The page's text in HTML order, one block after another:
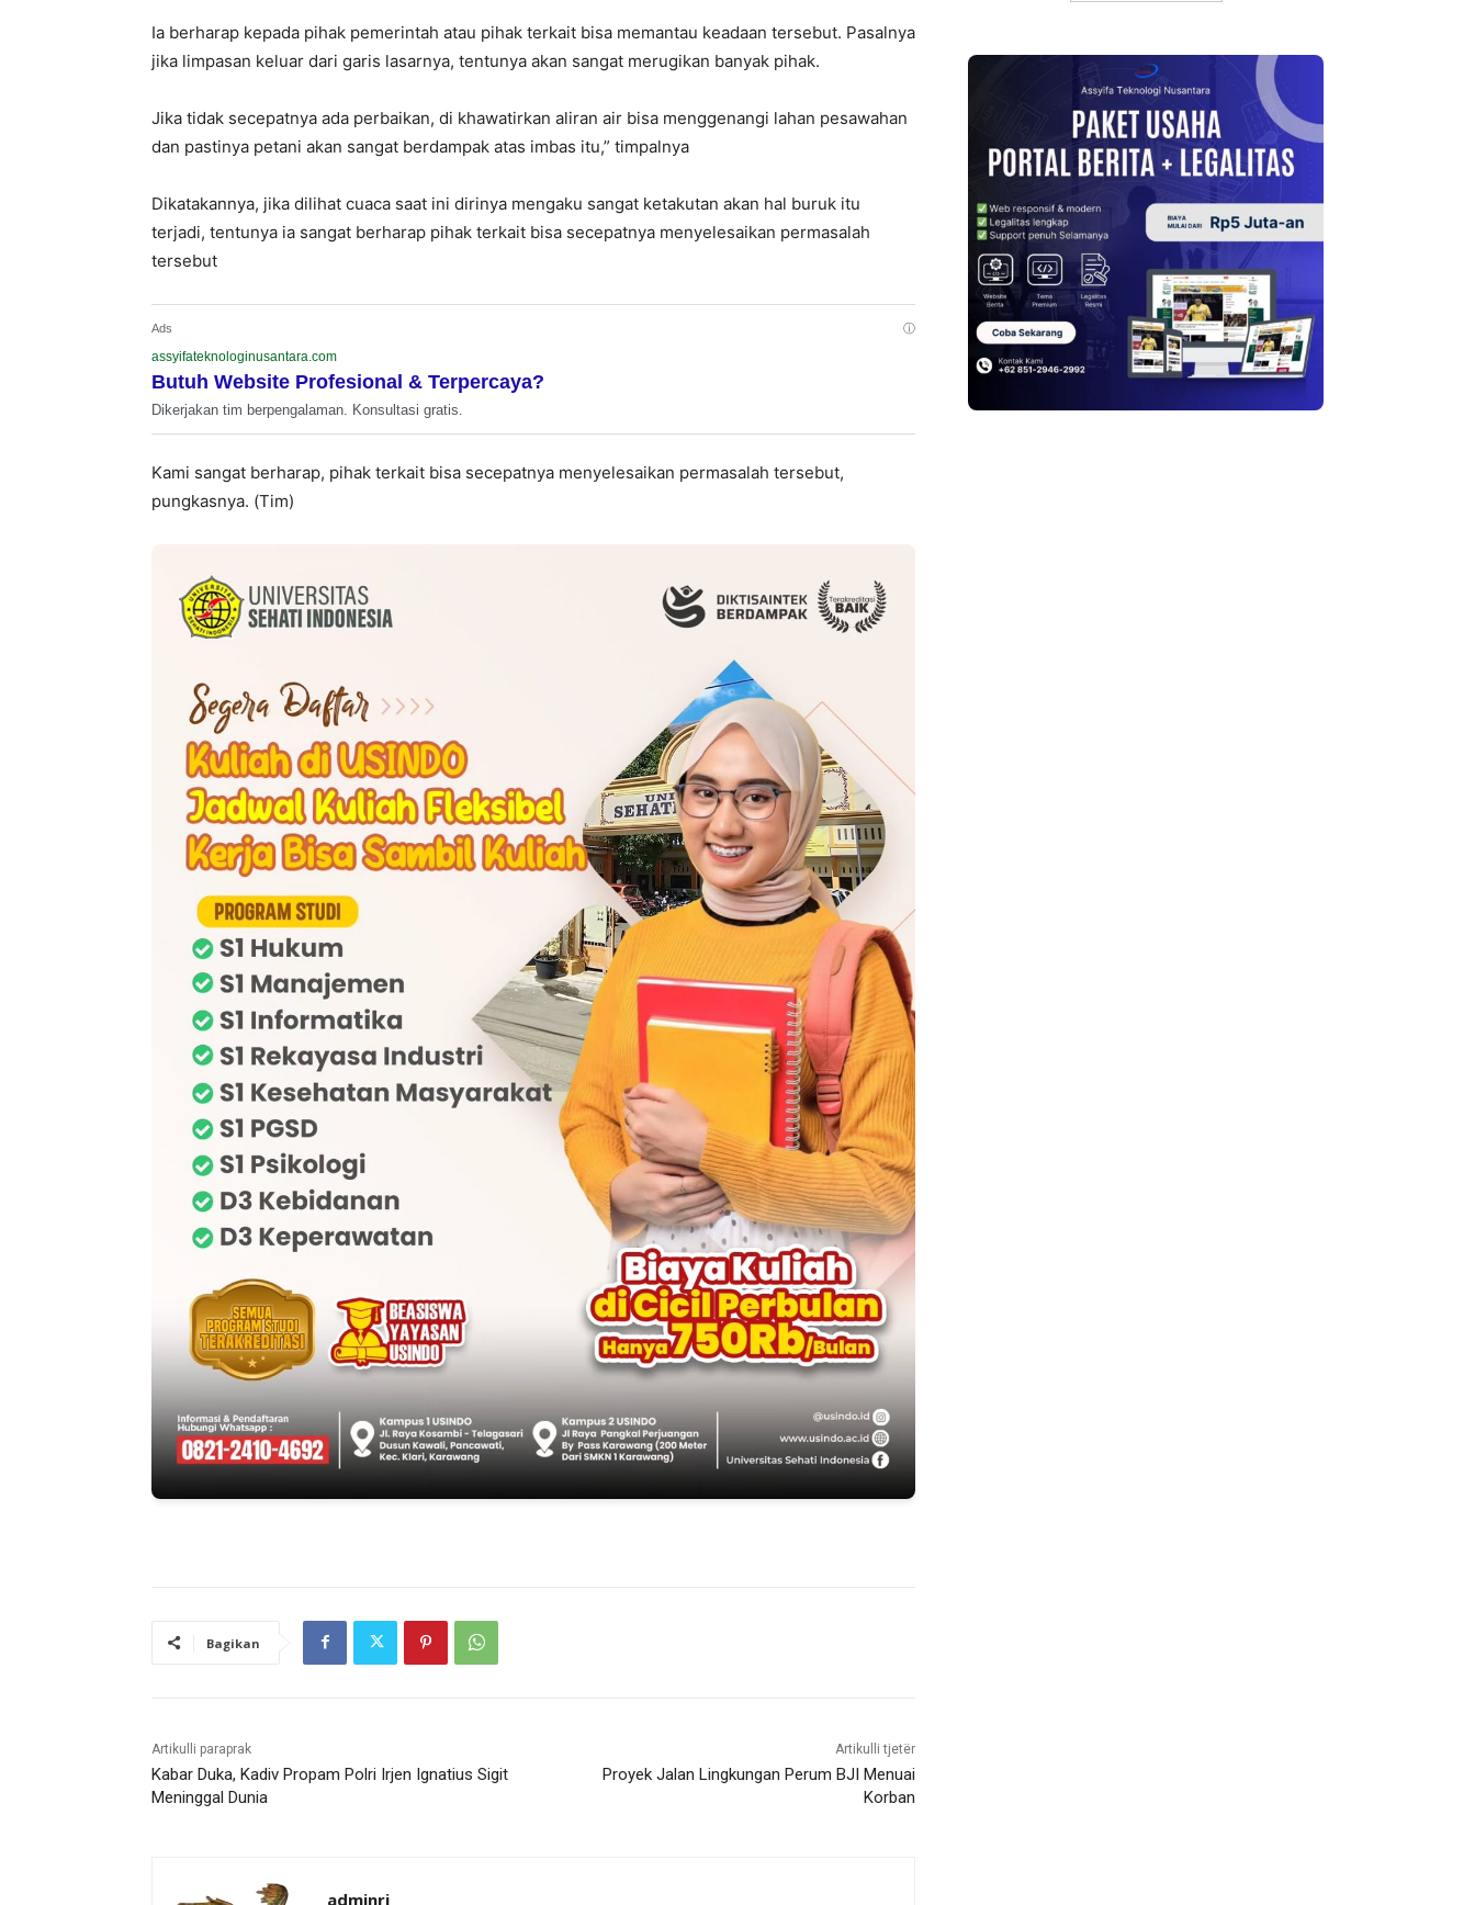
Ia berharap kepada pihak pemerintah atau pihak terkait bisa memantau keadaan tersebut. Pasalnya
jika limpasan keluar dari garis lasarnya, tentunya akan sangat merugikan banyak pihak.
Jika tidak secepatnya ada perbaikan, di khawatirkan aliran air bisa menggenangi lahan pesawahan
dan pastinya petani akan sangat berdampak atas imbas itu,” timpalnya
Dikatakannya, jika dilihat cuaca saat ini dirinya mengaku sangat ketakutan akan hal buruk itu
terjadi, tentunya ia sangat berharap pihak terkait bisa secepatnya menyelesaikan permasalah
tersebut
Ads ⓘ
assyifateknologinusantara.com
Butuh Website Profesional & Terpercaya?
Dikerjakan tim berpengalaman. Konsultasi gratis.
Kami sangat berharap, pihak terkait bisa secepatnya menyelesaikan permasalah tersebut,
pungkasnya. (Tim)
Bagikan
Artikulli paraprak
Kabar Duka, Kadiv Propam Polri Irjen Ignatius Sigit
Meninggal Dunia
Artikulli tjetër
Proyek Jalan Lingkungan Perum BJI Menuai
Korban
adminrj